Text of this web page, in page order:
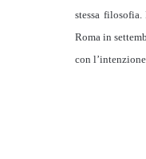
stessa
Roma in
con